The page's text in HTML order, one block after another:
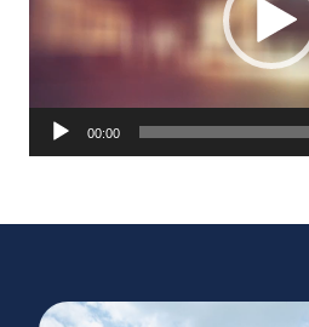
00:00